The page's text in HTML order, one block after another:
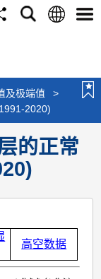
搜
语
选
及极端值
>
2020)
的正常
高空数据